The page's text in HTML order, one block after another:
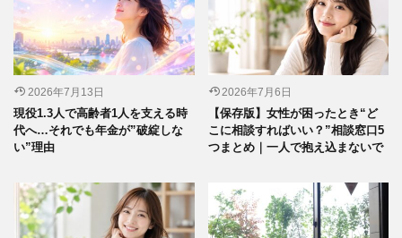
2026年7月13日
現役1.3人で高齢者1人を支える時
代へ…それでも年金が”破綻しな
い”理由
2026年7月6日
【保存版】女性が困ったとき“ど
こに相談すればいい？”相談窓口5
つまとめ｜一人で抱え込まないで